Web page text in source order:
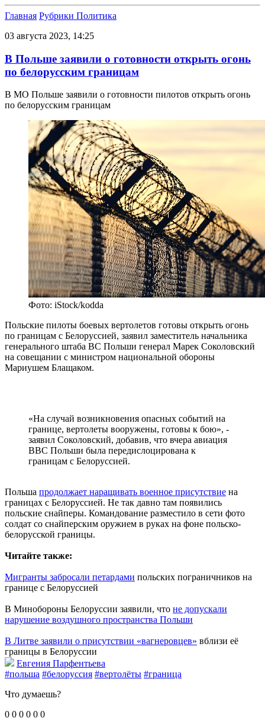
Главная Рубрики Политика
03 августа 2023, 14:25
В Польше заявили о готовности открыть огонь
по белорусским границам
В МО Польше заявили о готовности пилотов открыть огонь
по белорусским границам
Фото: iStock/kodda
Польские пилоты боевых вертолетов готовы открыть огонь
по границам с Белоруссией, заявил заместитель начальника
генерального штаба ВС Польши генерал Марек Соколовский
на совещании с министром национальной обороны
Мариушем Блащаком.
«На случай возникновения опасных событий на
границе, вертолеты вооружены, готовы к бою», -
заявил Соколовский, добавив, что вчера авиация
ВВС Польши была передислоцирована к
границам с Белоруссией.
Польша продолжает наращивать военное присутствие на
границах с Белоруссией. Не так давно там появились
польские снайперы. Командование разместило в сети фото
солдат со снайперским оружием в руках на фоне польско-
белорусской границы.
Читайте также:
Мигранты забросали петардами польских пограничников на
границе с Белоруссией
В Минобороны Белоруссии заявили, что не допускали
нарушение воздушного пространства Польши
В Литве заявили о присутствии «вагнеровцев» вблизи её
границы в Белоруссии
Евгения Парфентьева
#польша #белоруссия #вертолёты #граница
Что думаешь?
0 0 0 0 0 0